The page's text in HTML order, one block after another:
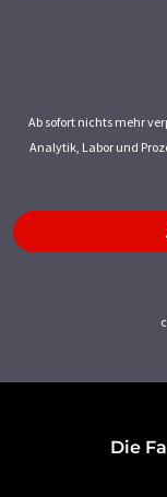
Ab sofort nichts mehr
Analytik, Labor und
Die